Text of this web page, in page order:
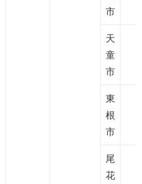
市
天
童
市
東
根
市
尾
花